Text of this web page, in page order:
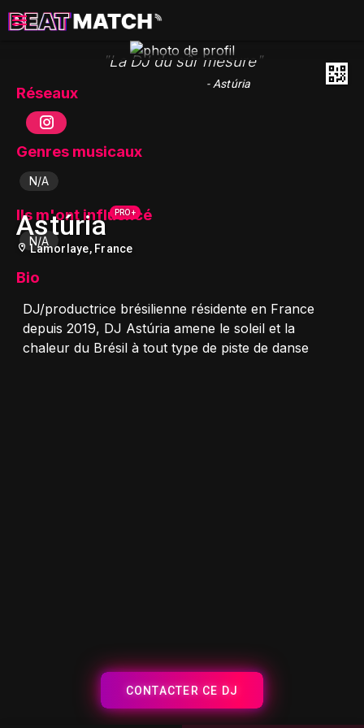
Astúria PRO +
Lamorlaye, France
"La DJ du sûr mesure"
- Astúria
Réseaux
Genres musicaux
N/A
Ils m'ont influencé
N/A
Bio
DJ/productrice brésilienne résidente en France
depuis 2019, DJ Astúria amene le soleil et la
chaleur du Brésil à tout type de piste de danse
CONTACTER CE DJ